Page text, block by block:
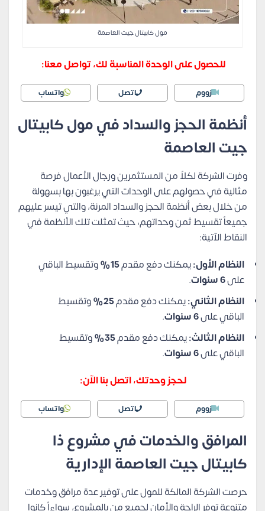
مول كابيتال جيت العاصمة
للحصول على الوحدة المناسبة لك، تواصل معنا:
زووم اتصل واتساب
أنظمة الحجز والسداد في مول كابيتال
جيت العاصمة
وفرت الشركة لكلاً من المستثمرين ورجال الأعمال فرصة
مثالية في حصولهم على الوحدات التي يرغبون بها بسهولة
من خلال بعض أنظمة الحجز والسداد المرنة، والتي تيسر عليهم
جميعاً تقسيط ثمن وحداتهم، حيث تمثلت تلك الأنظمة في
النقاط الآتية:
النظام الأول:يمكنك دفع مقدم15%
وتقسيط الباقي
على
.
النظام الثاني:يمكنك دفع مقدم
وتقسيط
الباقي على6 سنوات
.
النظام الثالث:يمكنك دفع مقدم
وتقسيط
الباقي على
.
لحجز وحدتك، اتصل بنا الآن:
زووم اتصل واتساب
المرافق والخدمات في مشروع ذا
كابيتال جيت العاصمة الإدارية
حرصت الشركة المالكة للمول على توفير عدة مرافق وخدمات
متنوعة توفر الراحة والأمان لجميع من بالمشروع، سواءاً كانوا